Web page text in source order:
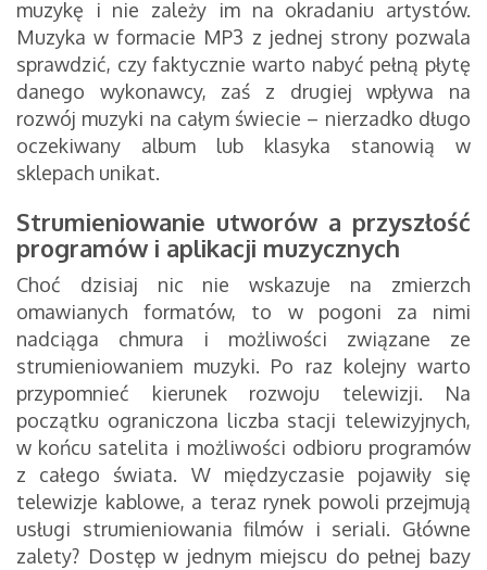
muzykę i nie zależy im na okradaniu artystów.
Muzyka w formacie MP3 z jednej strony pozwala
sprawdzić, czy faktycznie warto nabyć pełną płytę
danego wykonawcy, zaś z drugiej wpływa na
rozwój muzyki na całym świecie – nierzadko długo
oczekiwany album lub klasyka stanowią w
sklepach unikat.
Strumieniowanie utworów a przyszłość
programów i aplikacji muzycznych
Choć dzisiaj nic nie wskazuje na zmierzch
omawianych formatów, to w pogoni za nimi
nadciąga chmura i możliwości związane ze
strumieniowaniem muzyki. Po raz kolejny warto
przypomnieć kierunek rozwoju telewizji. Na
początku ograniczona liczba stacji telewizyjnych,
w końcu satelita i możliwości odbioru programów
z całego świata. W międzyczasie pojawiły się
telewizje kablowe, a teraz rynek powoli przejmują
usługi strumieniowania filmów i seriali. Główne
zalety? Dostęp w jednym miejscu do pełnej bazy